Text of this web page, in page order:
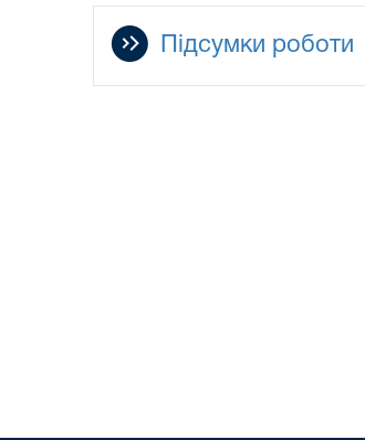
Підсумки роботи